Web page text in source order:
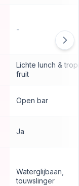
-
Lichte lunch &
fruit
Open bar
Ja
Waterglijbaan,
touwslinger